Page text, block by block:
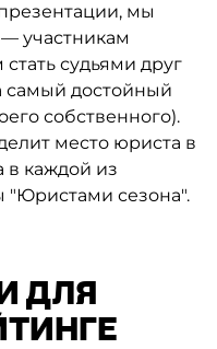
мы
участникам
судьями друг
самый достойный
собственного).
место юриста в
в каждой из
"Юристами сезона".
ДЛЯ